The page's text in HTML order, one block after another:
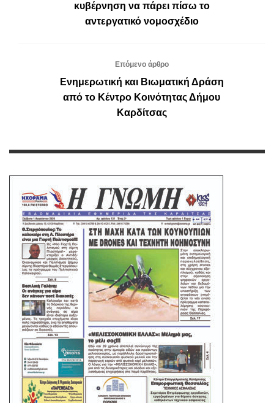
κυβέρνηση να πάρει πίσω το
αντεργατικό νομοσχέδιο
Επόμενο άρθρο
Ενημερωτική και Βιωματική Δράση
από το Κέντρο Κοινότητας Δήμου
Καρδίτσας